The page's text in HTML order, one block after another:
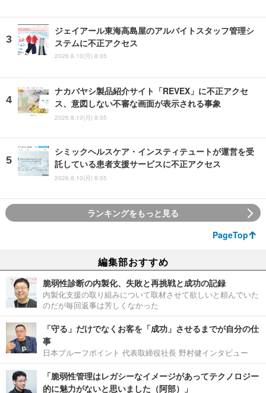
ジェイアール東海高島屋のアルバイトスタッフ管理シ
ステムに不正アクセス
2026.8.10(月) 8:05
ナカバヤシ製品紹介サイト「REVEX」に不正アクセ
ス、意図しない不審な画面が表示される事象
2026.8.10(月) 8:05
シミックヘルスケア・インスティテュートが運営を受
託している患者支援サービスに不正アクセス
2026.8.10(月) 8:05
ランキングをもっと見る
PageTop
編集部おすすめ
脆弱性診断の内製化、失敗と再挑戦と成功の記録
内製化支援の取り組みについて取材させて欲しいと頼んでいた
のだが毎回返事は芳しくなかった
「守る」だけでなくお客を「成功」させるまでが自分の仕
事
日本プルーフポイント 代表取締役社長 野村健インタビュー
「脆弱性管理はレガシーなイメージがあってテクノロジー
的に魅力がないと思いました（阿部）」